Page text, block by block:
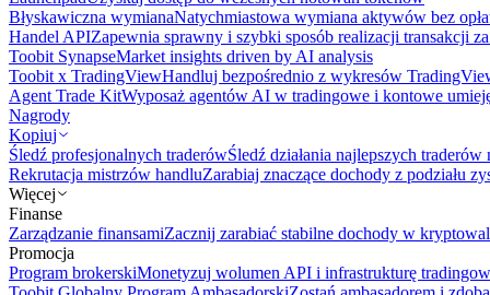
Błyskawiczna wymianaNatychmiastowa wymiana aktywów bez
Handel APIZapewnia sprawny i szybki sposób realizacji transakcji
Toobit SynapseMarket insights driven by AI analysis
Toobit x TradingViewHandluj bezpośrednio z wykresów
Agent Trade KitWyposaż agentów AI w tradingowe i kontowe
Nagrody
Kopiuj
Śledź profesjonalnych traderówŚledź działania najlepszych traderów
Rekrutacja mistrzów handluZarabiaj znaczące dochody z podziału
Więcej
Finanse
Zarządzanie finansamiZacznij zarabiać stabilne dochody w
Promocja
Program brokerskiMonetyzuj wolumen API i infrastrukturę